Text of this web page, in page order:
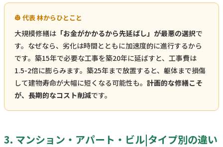
👷 代表 林からひとこと
大規模修繕は 「お金がかかるから先延ばし」が最悪の選択で
す。なぜなら、劣化は時間とともに加速度的に進行するから
です。築15年で必要な工事を築20年に延ばすと、工事費は
1.5-2倍に膨らみます。築25年まで放置すると、躯体まで損傷
して建物寿命が大幅に短くなる可能性も。 計画的な修繕こそ
が、長期的なコスト削減です。
3. マンション・アパート・ビル|タイプ別の違い